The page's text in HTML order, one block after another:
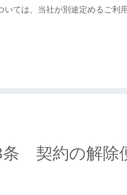
いては、当社が別途定めるご利
条 契約の解除